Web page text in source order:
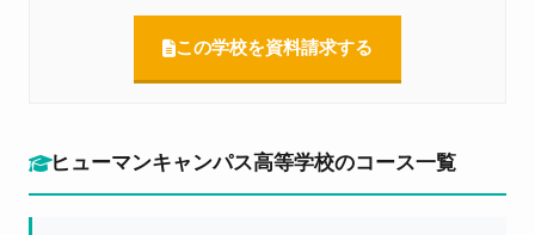
この学校を資料請求する
ヒューマンキャンパス高等学校のコース一覧